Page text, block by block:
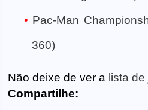
Pac-Man
360)
Não deixe de ver a lista
Compartilhe: